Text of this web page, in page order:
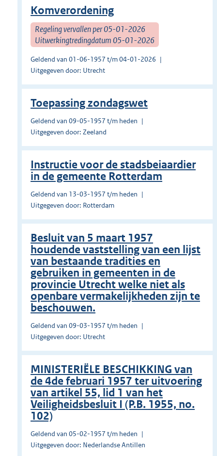
Komverordening
Regeling vervallen per 05-01-2026
Uitwerkingtredingdatum 05-01-2026
Geldend van 01-06-1957 t/m 04-01-2026
Uitgegeven door: Utrecht
Toepassing zondagswet
Geldend van 09-05-1957 t/m heden
Uitgegeven door: Zeeland
Instructie voor de stadsbeiaardier
in de gemeente Rotterdam
Geldend van 13-03-1957 t/m heden
Uitgegeven door: Rotterdam
Besluit van 5 maart 1957
houdende vaststelling van een lijst
van bestaande tradities en
gebruiken in gemeenten in de
provincie Utrecht welke niet als
openbare vermakelijkheden zijn te
beschouwen.
Geldend van 09-03-1957 t/m heden
Uitgegeven door: Utrecht
MINISTERIËLE BESCHIKKING van
de 4de februari 1957 ter uitvoering
van artikel 55, lid 1 van het
Veiligheidsbesluit I (P.B. 1955, no.
102)
Geldend van 05-02-1957 t/m heden
Uitgegeven door: Nederlandse Antillen